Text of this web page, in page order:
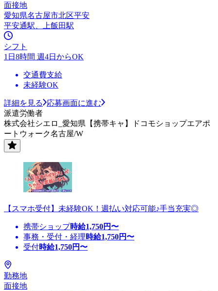
面接地
愛知県名古屋市北区平安
平安通駅、上飯田駅
シフト
1日8時間 週4日からOK
交通費支給
未経験OK
詳細を見る
応募画面に進む
派遣労働者
株式会社シエロ_愛知県【携帯キャ】ドコモショップエアポ
ートウォーク名古屋/W
【スマホ受付】未経験OK！週払い対応可能♪手当充実◎
携帯ショップ時給1,750円〜
事務・受付・経理時給1,750円〜
受付時給1,750円〜
勤務地
面接地